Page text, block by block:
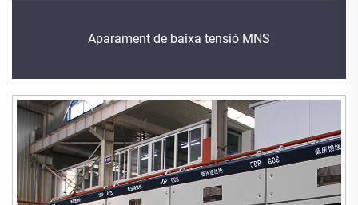
Aparament de baixa tensió MNS